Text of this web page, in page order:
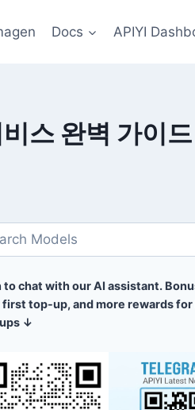
Docs APIYI
스 완벽 가이드
to chat with our AI assistant.
first top-up, and more rewards
↓